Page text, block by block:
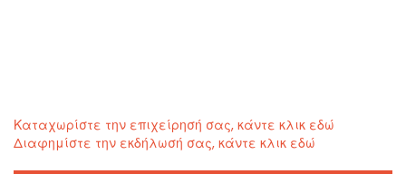
Καταχωρίστε την επιχείρησή σας, κάντε κλικ εδώ
Διαφημίστε την εκδήλωσή σας, κάντε κλικ εδώ